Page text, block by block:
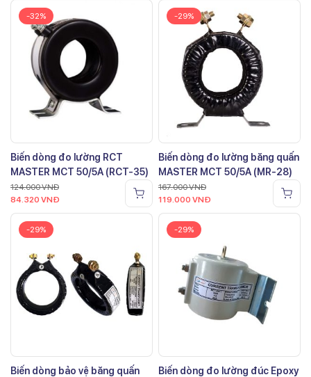
-32%
Biến dòng đo lường RCT
MASTER MCT 50/5A (RCT-35)
124.000VNĐ
84.320 VNĐ
-29%
Biến dòng đo lường băng quấn
MASTER MCT 50/5A (MR-28)
167.000VNĐ
119.000 VNĐ
-29%
Biến dòng bảo vệ băng quấn
-29%
Biến dòng đo lường đúc Epoxy